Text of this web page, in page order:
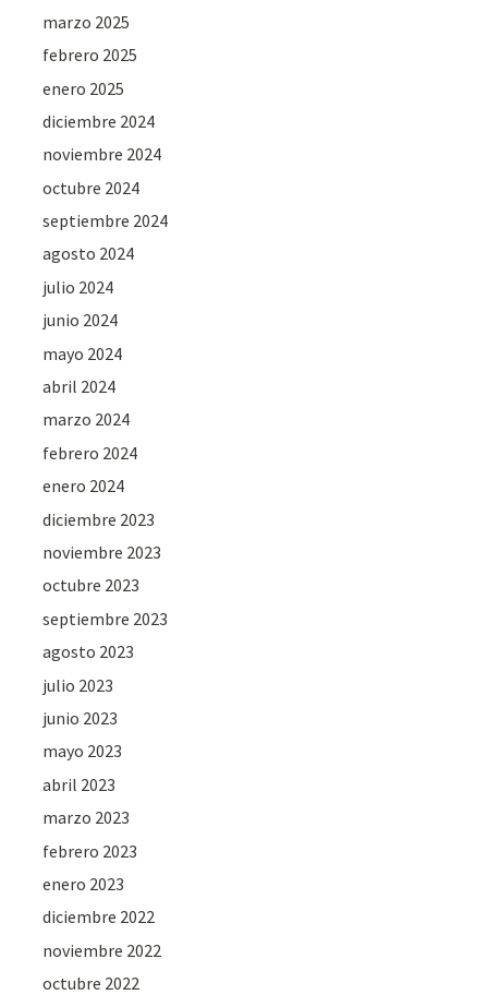
marzo 2025
febrero 2025
enero 2025
diciembre 2024
noviembre 2024
octubre 2024
septiembre 2024
agosto 2024
julio 2024
junio 2024
mayo 2024
abril 2024
marzo 2024
febrero 2024
enero 2024
diciembre 2023
noviembre 2023
octubre 2023
septiembre 2023
agosto 2023
julio 2023
junio 2023
mayo 2023
abril 2023
marzo 2023
febrero 2023
enero 2023
diciembre 2022
noviembre 2022
octubre 2022